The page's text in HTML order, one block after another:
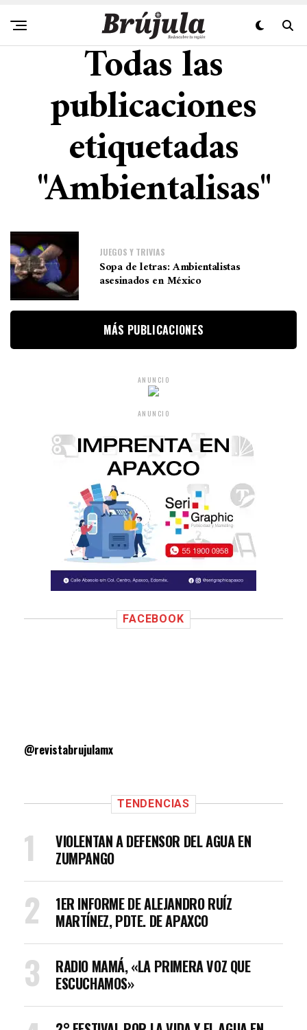
Todas las
publicaciones
etiquetadas
"Ambientalisas"
JUEGOS Y TRIVIAS
Sopa de letras: Ambientalistas
asesinados en México
MÁS PUBLICACIONES
ANUNCIO
ANUNCIO
FACEBOOK
@revistabrujulamx
TENDENCIAS
VIOLENTAN A DEFENSOR DEL AGUA EN
ZUMPANGO
1ER INFORME DE ALEJANDRO RUÍZ
MARTÍNEZ, PDTE. DE APAXCO
RADIO MAMÁ, «LA PRIMERA VOZ QUE
ESCUCHAMOS»